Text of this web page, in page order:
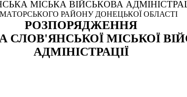
МІСЬКА ВІЙСЬКОВА
РАЙОНУ ДОНЕЦЬКОЇ ОБЛАСТІ
РОЗПОРЯДЖЕННЯ
СЛОВ'ЯНСЬКОЇ МІСЬКОЇ
АДМІНІСТРАЦІЇ